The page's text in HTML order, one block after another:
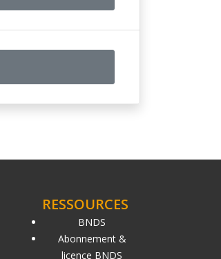
RESSOURCES
BNDS
Abonnement &
licence BNDS